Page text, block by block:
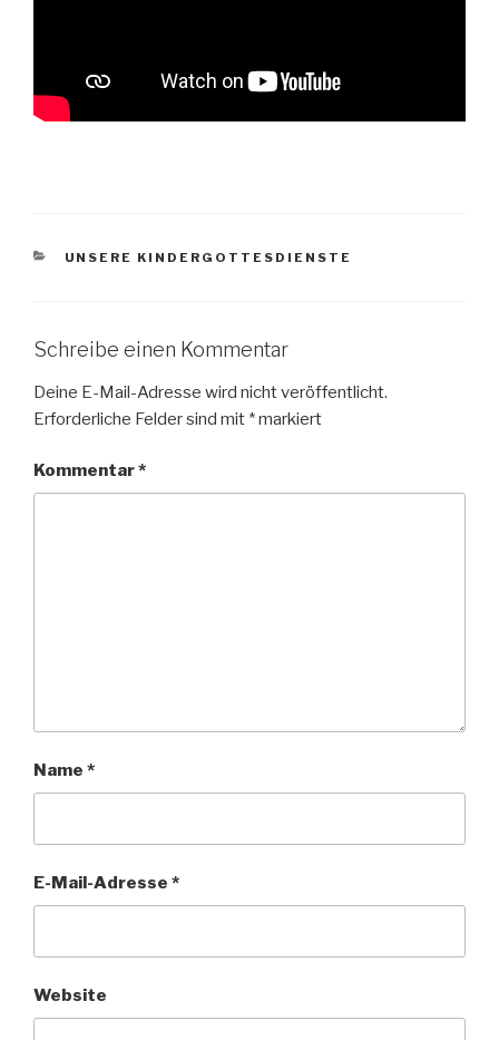
KATEGORIEN
UNSERE KINDERGOTTESDIENSTE
Schreibe einen Kommentar
Deine E-Mail-Adresse wird nicht veröffentlicht.
Erforderliche Felder sind mit *markiert
Kommentar*
Name *
E-Mail-Adresse *
Website